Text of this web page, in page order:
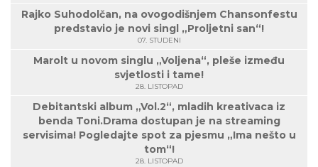
Rajko Suhodolčan, na ovogodišnjem Chansonfestu
predstavio je novi singl „Proljetni san“!
07. STUDENI
Marolt u novom singlu „Voljena“, pleše između
svjetlosti i tame!
28. LISTOPAD
Debitantski album „Vol.2“, mladih kreativaca iz
benda Toni.Drama dostupan je na streaming
servisima! Pogledajte spot za pjesmu „Ima nešto u
tom“!
28. LISTOPAD